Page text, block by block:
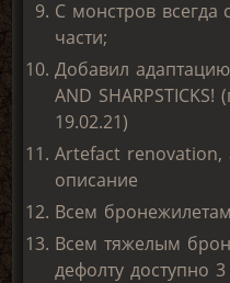
С монстров всегда
части;
Добавил адаптацию
AND
19.02.21)
Artefact renovation,
описание
Всем
Всем тяжелым
дефолту доступно